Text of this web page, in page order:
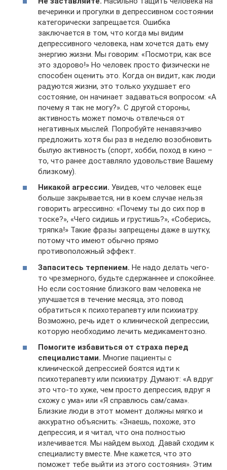
вечеринки и прогулки в депрессивном состоянии
категорически запрещается. Ошибка
заключается в том, что когда мы видим
депрессивного человека, нам хочется дать ему
энергию жизни. Мы говорим: «Посмотри, как все
это здорово!» Но человек просто физически не
способен оценить это. Когда он видит, как люди
радуются жизни, это только ухудшает его
состояние, он начинает задаваться вопросом: «А
почему я так не могу?». С другой стороны,
активность может помочь отвлечься от
негативных мыслей. Попробуйте ненавязчиво
предложить хотя бы раз в неделю возобновить
былую активность (спорт, хобби, поход в кино –
то, что ранее доставляло удовольствие Вашему
близкому).
Никакой агрессии. Увидев, что человек еще
больше закрывается, ни в коем случае нельзя
говорить агрессивно: «Почему ты до сих пор в
тоске?», «Чего сидишь и грустишь?», «Соберись,
тряпка!» Такие фразы запрещены даже в шутку,
потому что имеют обычно прямо
противоположный эффект.
Запаситесь терпением. Не надо делать чего-
то чрезмерного, будьте сдержаннее и спокойнее.
Но если состояние близкого вам человека не
улучшается в течение месяца, это повод
обратиться к психотерапевту или психиатру.
Возможно, речь идет о клинической депрессии,
которую необходимо лечить медикаментозно.
Помогите избавиться от страха перед
специалистами. Многие пациенты с
клинической депрессией боятся идти к
психотерапевту или психиатру. Думают: «А вдруг
это что-то хуже, чем просто депрессия, вдруг я
схожу с ума» или «Я справлюсь сам/сама».
Близкие люди в этот момент должны мягко и
аккуратно объяснить: «Знаешь, похоже, это
депрессия, и я читал, что она полностью
излечивается. Мы найдем выход. Давай сходим к
специалисту вместе. Мне кажется, что это
поможет тебе выйти из этого состояния». Этим